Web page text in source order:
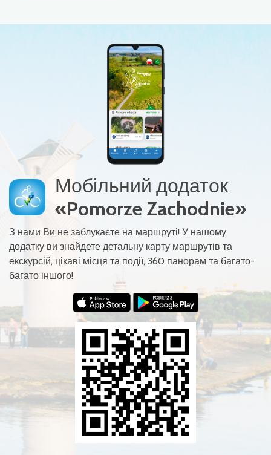
Мобільний додаток
«Pomorze Zachodnie»
З нами Ви не заблукаєте на маршруті! У нашому
додатку ви знайдете детальну карту маршрутів та
екскурсій, цікаві місця та події, 360 панорам та багато-
багато іншого!